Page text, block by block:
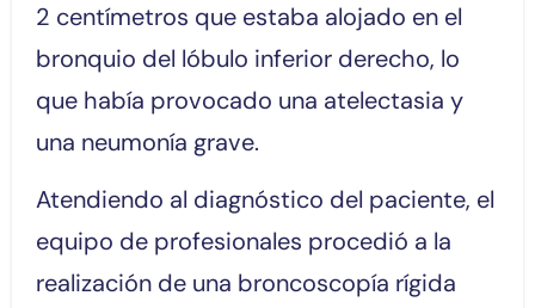
2 centímetros que estaba alojado en el
bronquio del lóbulo inferior derecho, lo
que había provocado una atelectasia y
una neumonía grave.
Atendiendo al diagnóstico del paciente, el
equipo de profesionales procedió a la
realización de una broncoscopía rígida